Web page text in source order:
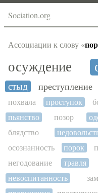
Sociation.org
Ассоциации к слову «
осуждение
стыд преступление
похвала
проступок
пьянство
позор
блядство
осознанность
порок
негодование
травля
невоспитанность